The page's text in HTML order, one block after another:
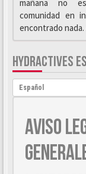
mañana no
comunidad en
encontrado nada.
HYDRACTIVES
Idioma:
Español
AVISO